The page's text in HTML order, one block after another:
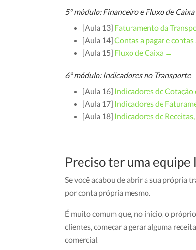
5º módulo: Financeiro e Fluxo de Caixa
[Aula 13] Faturamento da
[Aula 14]Contas a pagar e
[Aula 15] Fluxo de Caixa →
6º módulo: Indicadores no Transporte
[Aula 16] Indicadores de Cotação
[Aula 17] Indicadores de
[Aula 18] Indicadores de
Preciso ter uma equipe
Se você acabou de abrir a sua própria
por conta própria mesmo.
É muito comum que, no início, o
clientes, começar a gerar alguma
comercial.